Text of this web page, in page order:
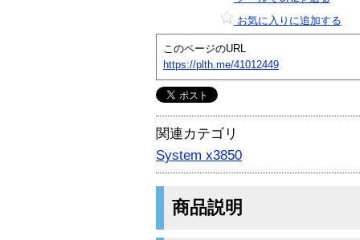
お気に入りに追加する
このページのURL
https://plth.me/41012449
関連カテゴリ
System x3850
商品説明